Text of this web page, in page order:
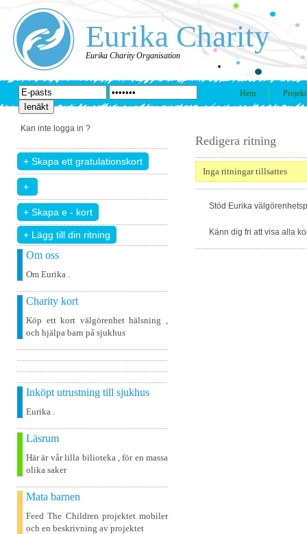
Eurika Charity
Eurika Charity Organisation
Hem Projekt
Kan inte logga in ?
+ Lägg till din ritning
Om oss
Om Eurika .
Charity kort
Köp ett kort välgörenhet hälsning ,
och hjälpa barn på sjukhus
Inköpt utrustning till sjukhus
Eurika .
Läsrum
Här är vår lilla bilioteka , för en massa
olika saker
Mata barnen
Feed The Children projektet mobiler
och en beskrivning av projektet
Redigera ritning
Inga ritningar tillsattes
Stöd Eurika
Känn dig fri att visa alla